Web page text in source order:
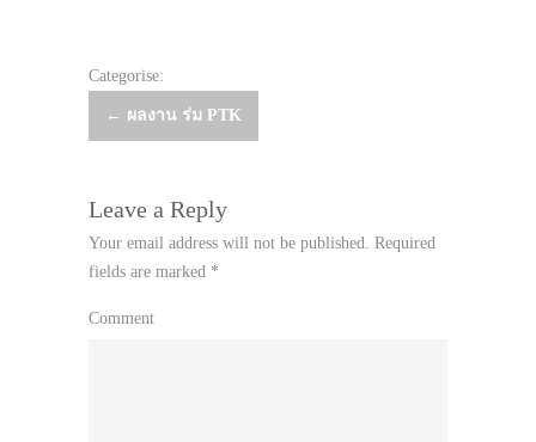
Categorise:
Post
← ผลงาน ร่ม PTK
Leave a Reply
Your email address will not be published. Required
fields are marked *
Comment